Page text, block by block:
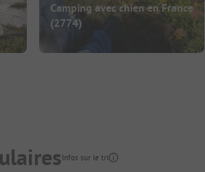
Camping avec chien en France
(2774)
Infos sur le tri